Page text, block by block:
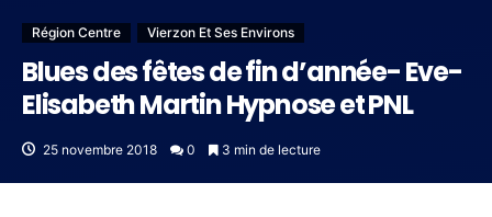
Région Centre Vierzon Et Ses Environs
Blues des fêtes de fin d’année- Eve-
Elisabeth Martin Hypnose et PNL
25 novembre 2018 0 3 min de lecture